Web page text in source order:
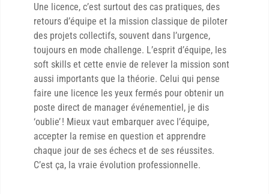
Une licence, c’est surtout des cas pratiques, des
retours d’équipe et la mission classique de piloter
des projets collectifs, souvent dans l’urgence,
toujours en mode challenge. L’esprit d’équipe, les
soft skills et cette envie de relever la mission sont
aussi importants que la théorie. Celui qui pense
faire une licence les yeux fermés pour obtenir un
poste direct de manager événementiel, je dis
‘oublie’ ! Mieux vaut embarquer avec l’équipe,
accepter la remise en question et apprendre
chaque jour de ses échecs et de ses réussites.
C’est ça, la vraie évolution professionnelle.